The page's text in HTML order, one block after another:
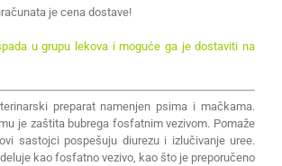
je cena dostave!
u grupu lekova i moguće ga je dostaviti na
preparat namenjen psima i mačkama.
je zaštita bubrega fosfatnim vezivom. Pomaže
sastojci pospešuju diurezu i izlučivanje uree.
kao fosfatno vezivo, kao što je preporučeno